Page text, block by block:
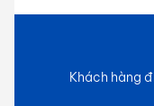
Khách hàng